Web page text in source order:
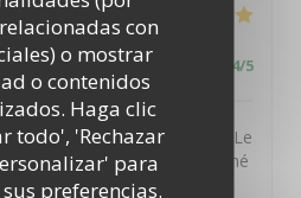
con
o mostrar
o contenidos
Haga clic
todo', 'Rechazar
para
preferencias.
2
4/5 Menú: 5 /5 Calidad / Precio 4/5
ce restaurant La diversité Le
bon Pour les buveurs de thé
si possible